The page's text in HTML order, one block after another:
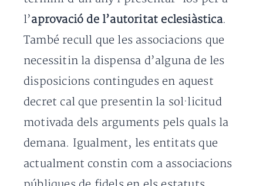
l’aprovació de l’autoritat eclesiàstica.
També recull que les associacions que
necessitin la dispensa d’alguna de les
disposicions contingudes en aquest
decret cal que presentin la sol·licitud
motivada dels arguments pels quals la
demana. Igualment, les entitats que
actualment constin com a associacions